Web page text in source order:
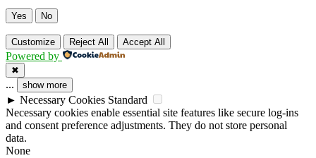
Yes No
Customize Reject All Accept All
Powered by
✖
... show more
► Necessary Cookies Standard
Necessary cookies enable essential site features like secure log-ins
and consent preference adjustments. They do not store personal
data.
None